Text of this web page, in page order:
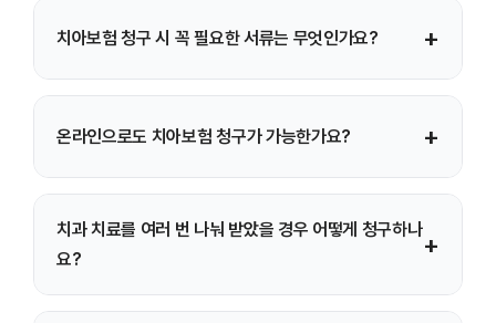
좋으며, 보험 약관에 명시된 청구 기한 내에 접수해야 보험금
치아보험 청구 시 꼭 필요한 서류는 무엇인가요? +
세부내역서가 필요하며 치료 내용에 따라 진단서나 소견서가
온라인으로도 치아보험 청구가 가능한가요? +
업로드 방식으로 간편하게 온라인 청구가 가능합니다.
치과 치료를 여러 번 나눠 받았을 경우 어떻게 청구하나
요?
+